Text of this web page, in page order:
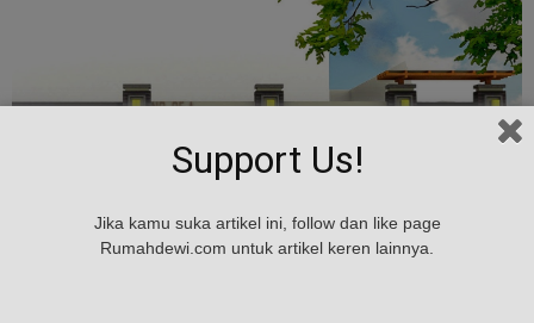
Support Us!
Jika kamu suka artikel ini, follow dan like page
Rumahdewi.com untuk artikel keren lainnya.